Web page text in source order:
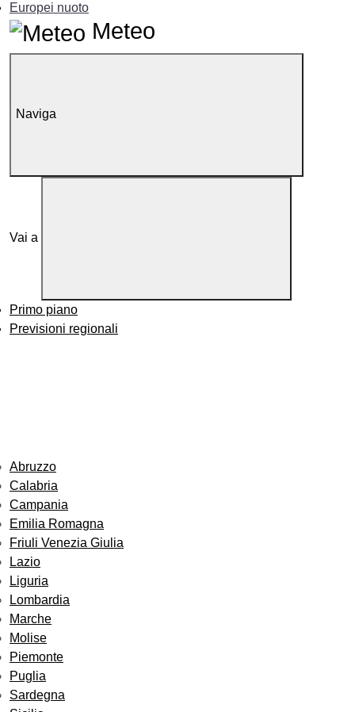
Europei nuoto
Meteo
Naviga
Vai a
Primo piano
Previsioni regionali
Abruzzo
Calabria
Campania
Emilia Romagna
Friuli Venezia Giulia
Lazio
Liguria
Lombardia
Marche
Molise
Piemonte
Puglia
Sardegna